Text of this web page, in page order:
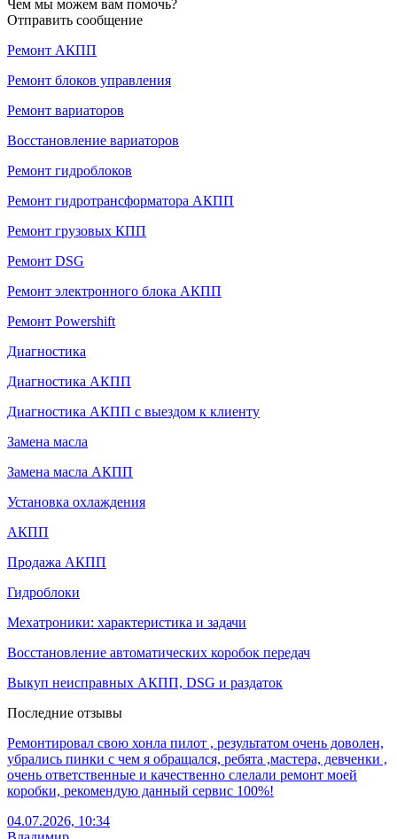
Чем мы можем вам помочь?
Отправить сообщение
Ремонт АКПП
Ремонт блоков управления
Ремонт вариаторов
Восстановление вариаторов
Ремонт гидроблоков
Ремонт гидротрансформатора АКПП
Ремонт грузовых КПП
Ремонт DSG
Ремонт электронного блока АКПП
Ремонт Powershift
Диагностика
Диагностика АКПП
Диагностика АКПП с выездом к клиенту
Замена масла
Замена масла АКПП
Установка охлаждения
АКПП
Продажа АКПП
Гидроблоки
Мехатроники: характеристика и задачи
Восстановление автоматических коробок передач
Выкуп неисправных АКПП, DSG и раздаток
Последние отзывы
Ремонтировал свою хонла пилот , результатом очень доволен,
убрались пинки с чем я обращался, ребята ,мастера, девченки ,
очень ответственные и качественно слелали ремонт моей
коробки, рекомендую данный сервис 100%!
04.07.2026, 10:34